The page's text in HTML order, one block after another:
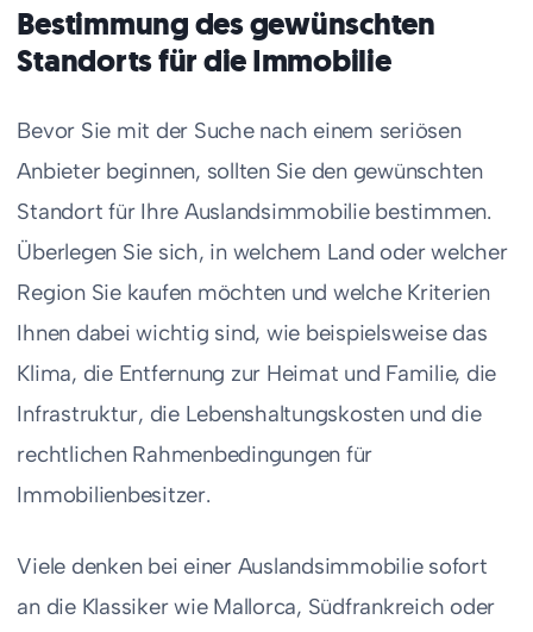
Bestimmung des gewünschten
Standorts für die Immobilie
Bevor Sie mit der Suche nach einem seriösen
Anbieter beginnen, sollten Sie den gewünschten
Standort für Ihre Auslandsimmobilie bestimmen.
Überlegen Sie sich, in welchem Land oder welcher
Region Sie kaufen möchten und welche Kriterien
Ihnen dabei wichtig sind, wie beispielsweise das
Klima, die Entfernung zur Heimat und Familie, die
Infrastruktur, die Lebenshaltungskosten und die
rechtlichen Rahmenbedingungen für
Immobilienbesitzer.
Viele denken bei einer Auslandsimmobilie sofort
an die Klassiker wie Mallorca, Südfrankreich oder